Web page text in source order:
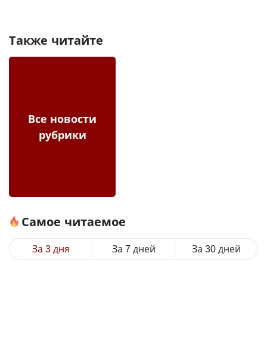
Также читайте
Все новости
рубрики
Самое читаемое
За 3 дня За 7 дней За 30 дней